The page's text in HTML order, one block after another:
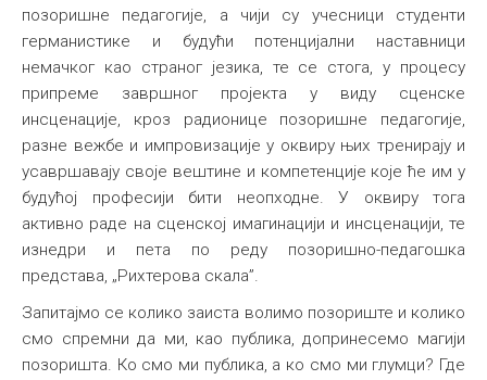
позоришне педагогије, а чији су учесници студенти
германистике и будући потенцијални наставници
немачког као страног језика, те се стога, у процесу
припреме завршног пројекта у виду сценске
инсценације, кроз радионице позоришне педагогије,
разне вежбе и импровизације у оквиру њих тренирају и
усавршавају своје вештине и компетенције које ће им у
будућој професији бити неопходне. У оквиру тога
активно раде на сценској имагинацији и инсценацији, те
изнедри и пета по реду позоришно-педагошка
представа, „Рихтерова скала”.
Запитајмо се колико заиста волимо позориште и колико
смо спремни да ми, као публика, допринесемо магији
позоришта. Ко смо ми публика, а ко смо ми глумци? Где